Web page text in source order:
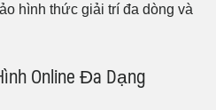
hình thức giải trí đa dòng và
Online Đa Dạng